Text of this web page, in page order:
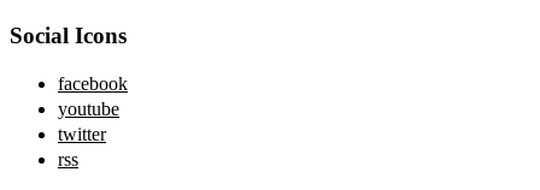
Social Icons
facebook
youtube
twitter
rss